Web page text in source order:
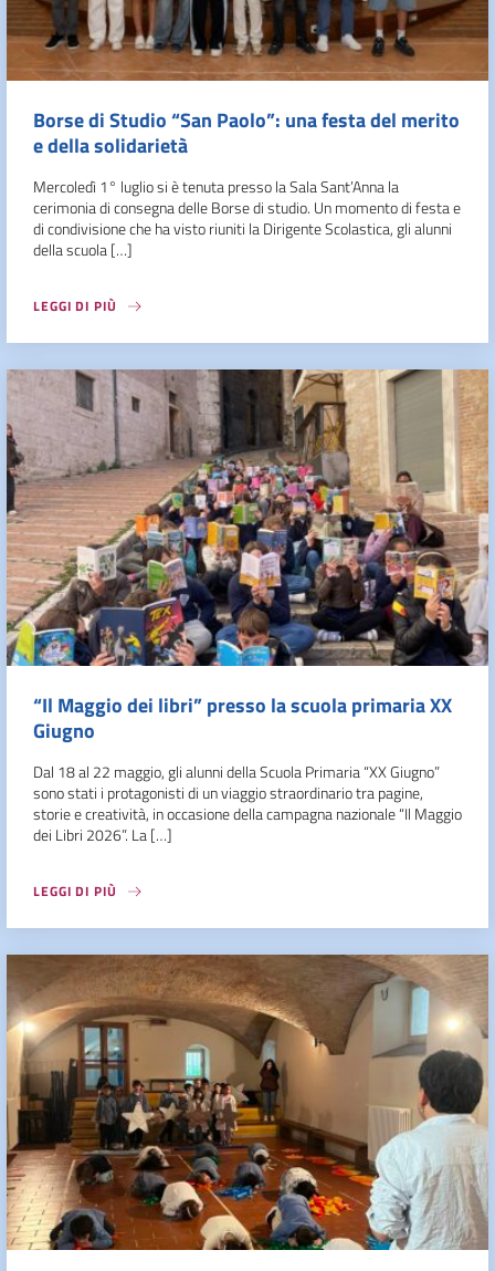
Borse di Studio “San Paolo”: una festa del merito
e della solidarietà
Mercoledì 1° luglio si è tenuta presso la Sala Sant’Anna la
cerimonia di consegna delle Borse di studio. Un momento di festa e
di condivisione che ha visto riuniti la Dirigente Scolastica, gli alunni
della scuola […]
LEGGI DI PIÙ
“Il Maggio dei libri” presso la scuola primaria XX
Giugno
Dal 18 al 22 maggio, gli alunni della Scuola Primaria “XX Giugno”
sono stati i protagonisti di un viaggio straordinario tra pagine,
storie e creatività, in occasione della campagna nazionale “Il Maggio
dei Libri 2026”. La […]
LEGGI DI PIÙ